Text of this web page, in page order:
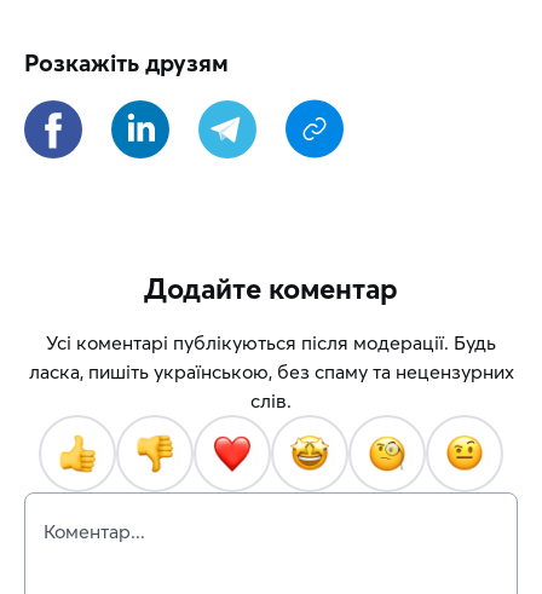
Розкажіть друзям
Додайте коментар
Усі коментарі публікуються після модерації. Будь
ласка, пишіть українською, без спаму та нецензурних
слів.
Коментар...